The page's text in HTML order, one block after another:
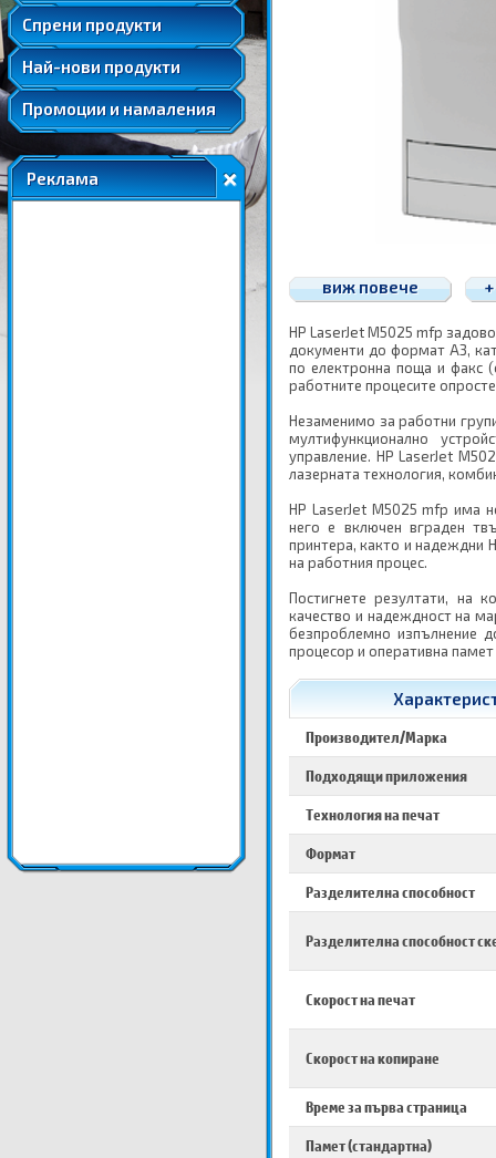
Спрени продукти
Удължени и допълнителни гаранции
Най-нови продукти
Промоции и намаления
Реклама
виж повече
HP LaserJet M5025 mfp
документи до формат А3,
по електронна поща и факс
работните процесите
Незаменимо за работни
мултифункционално
управление. HP LaserJet
лазерната технология,
HP LaserJet M5025 mfp има
него е включен вграден
принтера, както и надеждни
на работния процес.
Постигнете резултати, на
качество и надеждност на
безпроблемно изпълнение
процесор и оперативна
Производител/Марка
Подходящи приложения
Технология на печат
Формат
Разделителна способност
Разделителна способност
Скорост на печат
Скорост на копиране
Време за първа страница
Памет (стандартна)